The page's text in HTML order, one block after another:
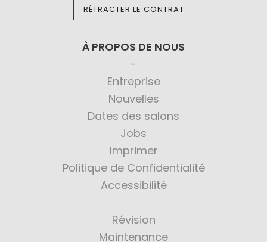
RÉTRACTER LE CONTRAT
À PROPOS DE NOUS
Entreprise
Nouvelles
Dates des salons
Jobs
Imprimer
Politique de Confidentialité
Accessibilité
Révision
Maintenance